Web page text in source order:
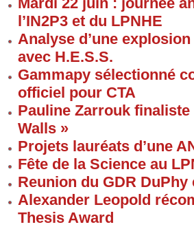
l’IN2P3 et du LPNHE
Analyse d’une
avec H.E.S.S.
Gammapy sélectionné
officiel pour CTA
Pauline Zarrouk
Walls »
Projets lauréats d’une
Fête de la Science au
Reunion du GDR DuPhy
Alexander Leopold
Thesis Award